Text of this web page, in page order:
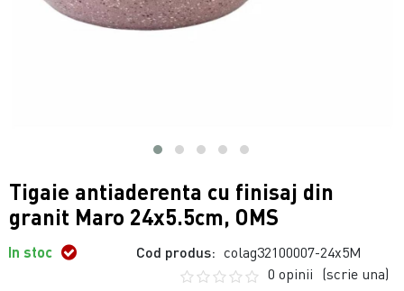
Tigaie antiaderenta cu finisaj din
granit Maro 24x5.5cm, OMS
In stoc Cod produs: colag32100007-24x5M
0 opinii (scrie una)